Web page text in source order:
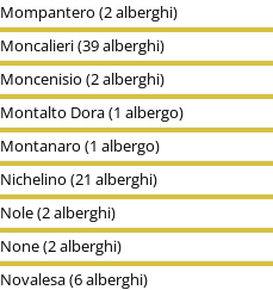
Mompantero (2 alberghi)
Moncalieri (39 alberghi)
Moncenisio (2 alberghi)
Montalto Dora (1 albergo)
Montanaro (1 albergo)
Nichelino (21 alberghi)
Nole (2 alberghi)
None (2 alberghi)
Novalesa (6 alberghi)